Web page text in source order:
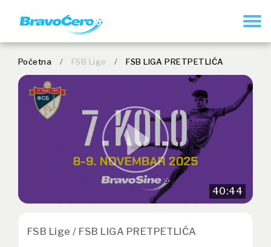
Početna / FSB Lige / FSB LIGA PRETPETLIĆA
40:44
FSB Lige / FSB LIGA PRETPETLIĆA